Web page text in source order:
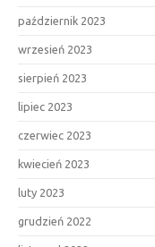
październik 2023
wrzesień 2023
sierpień 2023
lipiec 2023
czerwiec 2023
kwiecień 2023
luty 2023
grudzień 2022